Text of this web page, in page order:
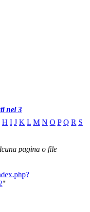
nel 3
H I J K L M N O P Q R S
pagina o file
"